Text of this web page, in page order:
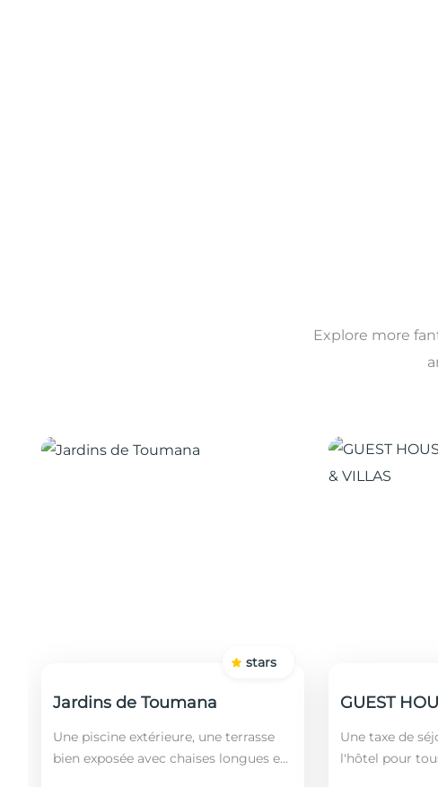
Explore more
Jardins de Toumana
Une piscine extérieure, une terrasse
bien exposée avec chaises longues et
stars
Une taxe de
l'hôtel pour